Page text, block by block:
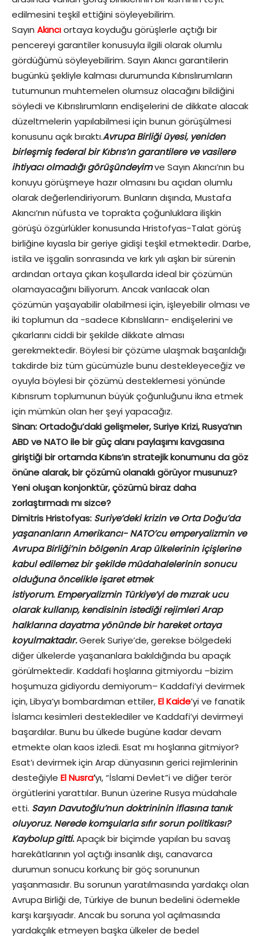
edilmesini teşkil ettiğini söyleyebilirim.
Sayın Akıncıortaya koyduğu görüşlerle açtığı bir
pencereyi garantiler konusuyla ilgili olarak olumlu
gördüğümü söyleyebilirim. Sayın Akıncı garantilerin
bugünkü şekliyle kalması durumunda Kıbrıslırumların
tutumunun muhtemelen olumsuz olacağını bildiğini
söyledi ve Kıbrıslırumların endişelerini de dikkate alacak
düzeltmelerin yapılabilmesi için bunun görüşülmesi
konusunu açık bıraktı.Avrupa Birliği üyesi, yeniden
birleşmiş federal bir Kıbrıs’ın garantilere ve vasilere
ihtiyacı olmadığı görüşündeyimve Sayın Akıncı’nın bu
konuyu görüşmeye hazır olmasını bu açıdan olumlu
olarak değerlendiriyorum. Bunların dışında, Mustafa
Akıncı’nın nüfusta ve toprakta çoğunluklara ilişkin
görüşü özgürlükler konusunda Hristofyas-Talat görüş
birliğine kıyasla bir geriye gidişi teşkil etmektedir. Darbe,
istila ve işgalin sonrasında ve kırk yılı aşkın bir sürenin
ardından ortaya çıkan koşullarda ideal bir çözümün
olamayacağını biliyorum. Ancak varılacak olan
çözümün yaşayabilir olabilmesi için, işleyebilir olması ve
iki toplumun da -sadece Kıbrıslıların- endişelerini ve
çıkarlarını ciddi bir şekilde dikkate alması
gerekmektedir. Böylesi bir çözüme ulaşmak başarıldığı
takdirde biz tüm gücümüzle bunu destekleyeceğiz ve
oyuyla böylesi bir çözümü desteklemesi yönünde
Kıbrısrum toplumunun büyük çoğunluğunu ikna etmek
için mümkün olan her şeyi yapacağız.
Sinan: Ortadoğu’daki gelişmeler, Suriye Krizi, Rusya’nın
ABD ve NATO ile bir güç alanı paylaşımı kavgasına
giriştiği bir ortamda Kıbrıs’ın stratejik konumunu da göz
önüne alarak, bir çözümü olanaklı görüyor musunuz?
Yeni oluşan konjonktür, çözümü biraz daha
zorlaştırmadı mı sizce?
Dimitris Hristofyas: Suriye’deki krizin ve Orta Doğu’da
yaşananların Amerikancı- NATO’cu emperyalizmin ve
Avrupa Birliği’nin bölgenin Arap ülkelerinin içişlerine
kabul edilemez bir şekilde müdahalelerinin sonucu
olduğuna öncelikle işaret etmek
istiyorum.Emperyalizmin Türkiye’yi de mızrak ucu
olarak kullanıp, kendisinin istediği rejimleri Arap
halklarına dayatma yönünde bir hareket ortaya
koyulmaktadır.Gerek Suriye’de, gerekse bölgedeki
diğer ülkelerde yaşananlara bakıldığında bu apaçık
görülmektedir. Kaddafi hoşlarına gitmiyordu –bizim
hoşumuza gidiyordu demiyorum– Kaddafi’yi devirmek
için, Libya’yı bombardıman ettiler,El Kaide’yi ve fanatik
İslamcı kesimleri desteklediler ve Kaddafi’yi devirmeyi
başardılar. Bunu bu ülkede bugüne kadar devam
etmekte olan kaos izledi. Esat mı hoşlarına gitmiyor?
Esat’ı devirmek için Arap dünyasının gerici rejimlerinin
desteğiyle El Nusra’yı, “İslami Devlet”i ve diğer terör
örgütlerini yarattılar. Bunun üzerine Rusya müdahale
etti. Sayın Davutoğlu’nun doktrininin iflasına tanık
oluyoruz. Nerede komşularla sıfır sorun politikası?
Kaybolup gitti.Apaçık bir biçimde yapılan bu savaş
harekâtlarının yol açtığı insanlık dışı, canavarca
durumun sonucu korkunç bir göç sorununun
yaşanmasıdır. Bu sorunun yaratılmasında yardakçı olan
Avrupa Birliği de, Türkiye de bunun bedelini ödemekle
karşı karşıyadır. Ancak bu soruna yol açılmasında
yardakçılık etmeyen başka ülkeler de bedel